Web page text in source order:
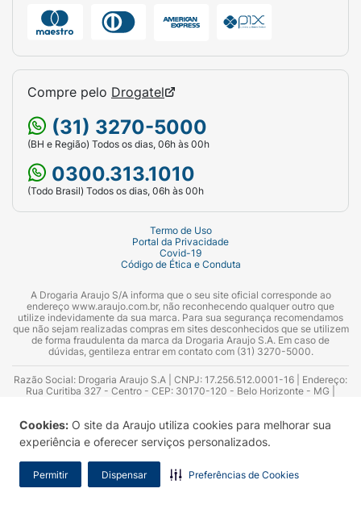
Cookies: O site da Araujo utiliza cookies para melhorar sua
experiência e oferecer serviços personalizados.
Permitir Dispensar Preferências de Cookies
Compre pelo Drogatel
(31) 3270-5000
(BH e Região) Todos os dias, 06h às 00h
0300.313.1010
(Todo Brasil) Todos os dias, 06h às 00h
Termo de Uso
Portal da Privacidade
Covid-19
Código de Ética e Conduta
A Drogaria Araujo S/A informa que o seu site oficial corresponde ao
endereço www.araujo.com.br, não reconhecendo qualquer outro que
utilize indevidamente da sua marca. Para sua segurança recomendamos
que não sejam realizadas compras em sites desconhecidos que se utilizem
de forma fraudulenta da marca da Drogaria Araujo S.A. Em caso de
dúvidas, gentileza entrar em contato com (31) 3270-5000.
Razão Social: Drogaria Araujo S.A | CNPJ: 17.256.512.0001-16 | Endereço:
Rua Curitiba 327 - Centro - CEP: 30170-120 - Belo Horizonte - MG |
Azevedo Guimarães – CRF 10.965 | Yasmin Silva Alvarenga – CRF 52.584 -
Consultor substituto: Thiago Aguiar Pinheiro - CRF Nº 13.748. Alvará
Sanitário: 2025020713 | Autorização de Funcionamento da Empresa (AFE):